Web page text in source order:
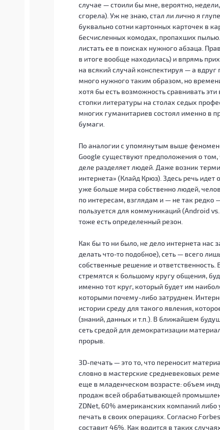
случае — стоили бы мне, вероятно,
сгорела). Уж не знаю, стал ли лично я
буквально сотни картонных карточек в
бесчисленных комодах, пропахших
листать ее в поисках нужного абзаца.
в итоге вообще находилась) и впрямь
на всякий случай конспектируя — а вдруг
много нужного таким образом, но
хотя бы есть возможность сравнивать
стопки литературы на столах седых
многих гуманитариев состоял именно в
бумаги.
По аналогии с упомянутым выше
Google существуют предположения о том,
деле разделяет людей. Даже возник
интернета» (Клайд Крюз). Здесь речь
уже больше мира собственно людей,
по интересам, взглядам и — не так редко
пользуется для коммуникаций (Android
тоже есть определенный резон.
Как бы то ни было, не дело интернета нас
делать что-то подобное), сеть — всего
собственные решение и
стремятся к большому кругу общения,
именно тот круг, который будет им
которыми почему-либо затруднен.
истории среду для такого явления,
(знаний, данных и т.п.). В ближайшем
сеть средой для демократизации
прорыв.
3D-печать — это то, что переносит
словно в мастерские средневековых
еще в младенческом возрасте: объем
продаж всей обрабатывающей
ZDNet, 60% американских компаний либо
печать в своих операциях. Согласно
составит 46%. Как водится в таких